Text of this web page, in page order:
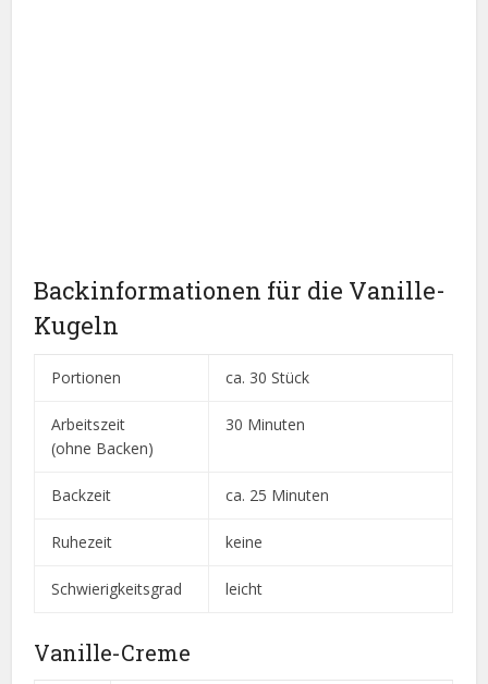
Backinformationen für die Vanille-
Kugeln
Portionen ca. 30 Stück
Arbeitszeit
(ohne Backen)
30 Minuten
Backzeit ca. 25 Minuten
Ruhezeit keine
Schwierigkeitsgrad leicht
Vanille-Creme